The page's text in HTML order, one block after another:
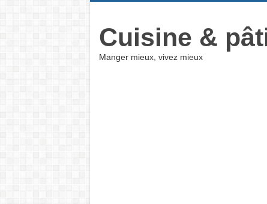
Cuisine &
Manger mieux, vivez mieux